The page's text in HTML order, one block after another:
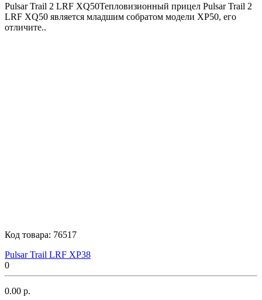
Pulsar Trail 2 LRF XQ50Тепловизионный прицел Pulsar Trail 2
LRF XQ50 является младшим собратом модели XP50, его
отличите..
Код товара: 76517
Pulsar Trail LRF XP38
0
0.00 р.